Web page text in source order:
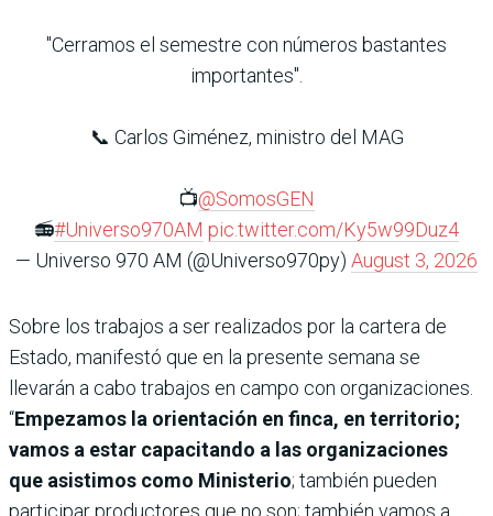
"Cerramos el semestre con números bastantes
importantes".
📞 Carlos Giménez, ministro del MAG
📺@SomosGEN
📻#Universo970AM pic.twitter.com/Ky5w99Duz4
— Universo 970 AM (@Universo970py) August 3, 2026
Sobre los trabajos a ser realizados por la cartera de
Estado, manifestó que en la presente semana se
llevarán a cabo trabajos en campo con organizaciones.
“Empezamos la orientación en finca, en territorio;
vamos a estar capacitando a las organizaciones
que asistimos como Ministerio; también pueden
participar productores que no son; también vamos a